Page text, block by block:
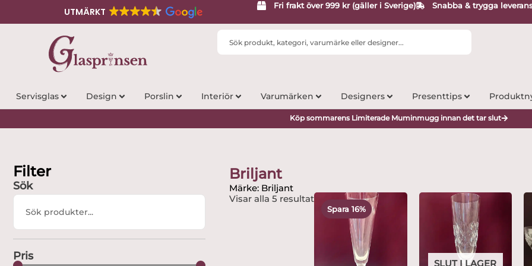
UTMÄRKT
Fri frakt över 999 kr (gäller i Sverige) Snabba & trygga
Search
Servisglas Design Porslin Interiör Varumärken Designers Presenttips
Köp sommarens Limiterade Muminmugg innan det tar slut
Filter
Sök
Search
Pris
Briljant
Märke: Briljant
Visar alla 5 resultat
Spara 16%
Det
ursprungliga
priset
var:
595 kr.
Det
nuvarande
priset
är:
499 kr.
SLUT I LAGER